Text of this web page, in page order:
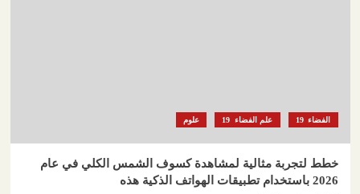
الفضاء علم الفضاء علوم
خطط لتجربة مثالية لمشاهدة كسوف الشمس الكلي في عام
2026 باستخدام تطبيقات الهواتف الذكية هذه